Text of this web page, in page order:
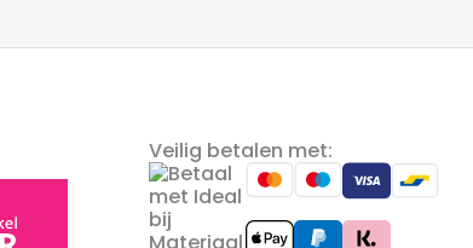
Veilig betalen met: